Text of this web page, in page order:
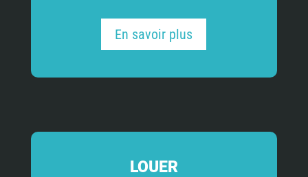
En savoir plus
LOUER